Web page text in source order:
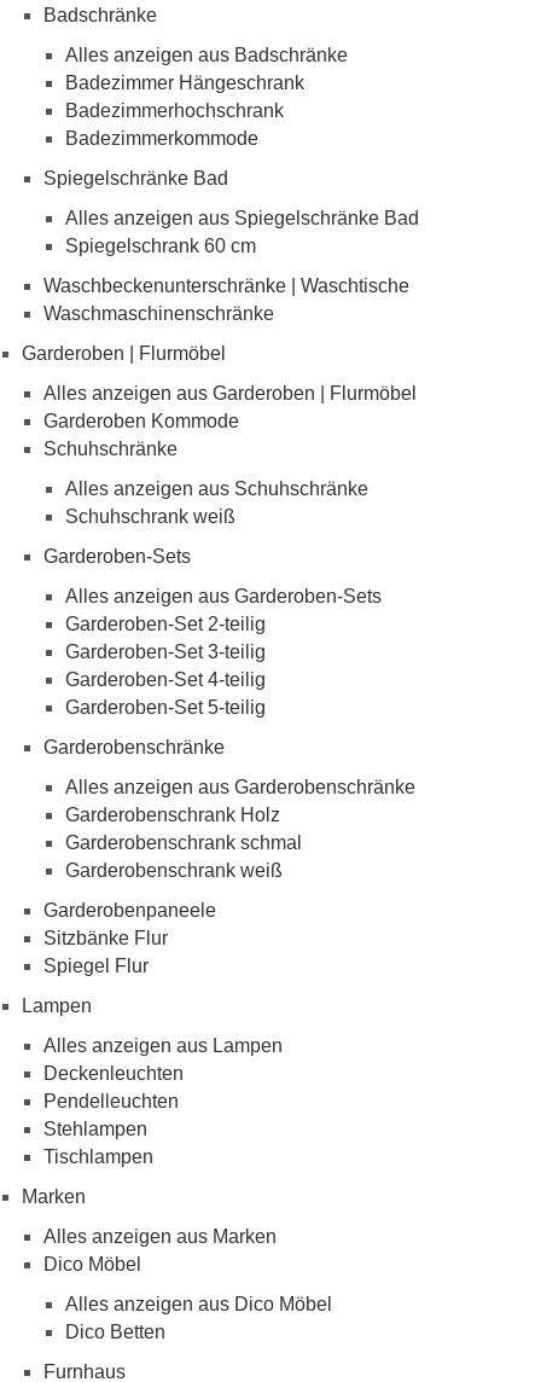
Badschränke
Alles anzeigen aus Badschränke
Badezimmer Hängeschrank
Badezimmerhochschrank
Badezimmerkommode
Spiegelschränke Bad
Alles anzeigen aus Spiegelschränke Bad
Spiegelschrank 60 cm
Waschbeckenunterschränke | Waschtische
Waschmaschinenschränke
Garderoben | Flurmöbel
Alles anzeigen aus Garderoben | Flurmöbel
Garderoben Kommode
Schuhschränke
Alles anzeigen aus Schuhschränke
Schuhschrank weiß
Garderoben-Sets
Alles anzeigen aus Garderoben-Sets
Garderoben-Set 2-teilig
Garderoben-Set 3-teilig
Garderoben-Set 4-teilig
Garderoben-Set 5-teilig
Garderobenschränke
Alles anzeigen aus Garderobenschränke
Garderobenschrank Holz
Garderobenschrank schmal
Garderobenschrank weiß
Garderobenpaneele
Sitzbänke Flur
Spiegel Flur
Lampen
Alles anzeigen aus Lampen
Deckenleuchten
Pendelleuchten
Stehlampen
Tischlampen
Marken
Alles anzeigen aus Marken
Dico Möbel
Alles anzeigen aus Dico Möbel
Dico Betten
Furnhaus